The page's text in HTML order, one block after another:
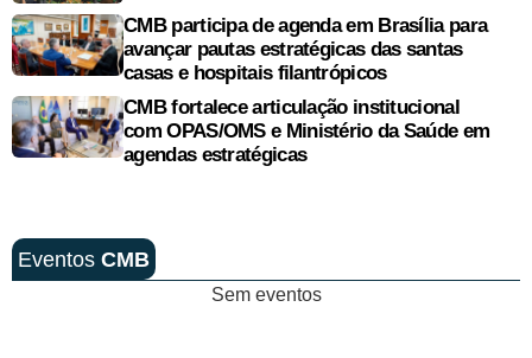
CMB participa de agenda em Brasília para
avançar pautas estratégicas das santas
casas e hospitais filantrópicos
CMB fortalece articulação institucional
com OPAS/OMS e Ministério da Saúde em
agendas estratégicas
Eventos CMB
Sem eventos